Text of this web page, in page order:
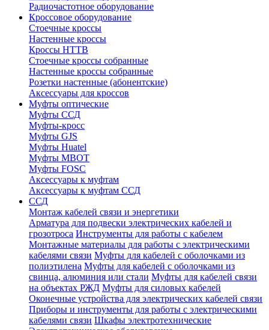
Радиочастотное оборудование
Кроссовое оборудование
Стоечные кроссы
Настенные кроссы
Кроссы HTTB
Стоечные кроссы собранные
Настенные кроссы собранные
Розетки настенные (абонентские)
Аксессуары для кроссов
Муфты оптические
Муфты ССД
Муфты-кросс
Муфты GJS
Муфты Huatel
Муфты МВОТ
Муфты FOSC
Аксессуары к муфтам
Аксессуары к муфтам ССД
ССД
Монтаж кабелей связи и энергетики
Арматура для подвески электрических кабелей и
грозотроса Инструменты для работы с кабелем
Монтажные материалы для работы с электрическими
кабелями связи Муфты для кабелей с оболочками из
полиэтилена Муфты для кабелей с оболочками из
свинца, алюминия или стали Муфты для кабелей связи
на объектах РЖД Муфты для силовых кабелей
Оконечные устройства для электрических кабелей связи
Приборы и инструменты для работы с электрическими
кабелями связи Шкафы электротехнические